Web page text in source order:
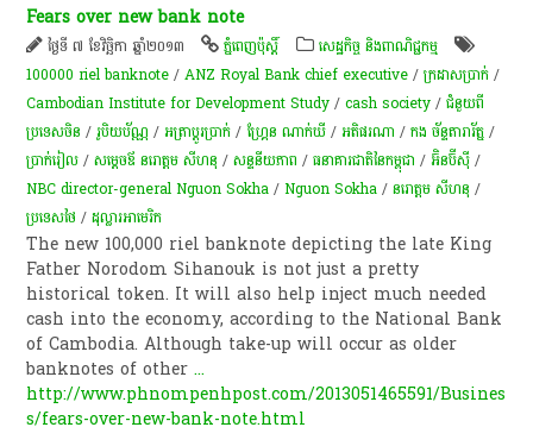
Fears over new bank note
ថ្ងៃទី ៧ ខែវិច្ឆិកា ឆ្នាំ២០១៣ ភ្នំពេញប៉ុស្តិ៍
សេដ្ឋកិច្ច និងពាណិជ្ជកម្ម
100000 riel banknote /ANZ Royal Bank chief executive /ក្រដាស​ប្រាក់​ /
Cambodian Institute for Development Study /cash society /ជំនួយពី
ប្រទេសចិន /រូបិយប័ណ្ណ /អត្រា​ប្តូ​រ​ប្រាក់ /ហ្គ្រែន ណាក់ឃី /អតិផរណា​ /កង ច័ន្ទតារារ័ត្ន /
ប្រាក់រៀល /សម្ដេចឪ នរោត្តម សីហនុ /សន្ទនីយភាព​ /ធនាគារជាតិនៃកម្ពុជា /អ៊ិនប៊ីស៊ី /
NBC director-general Nguon Sokha /Nguon Sokha /នរោត្តម សីហនុ /
ប្រទេសថៃ /ដុល្លារអាមេរិក
The new 100,000 riel banknote depicting the late King
Father Norodom Sihanouk is not just a pretty
historical token. It will also help inject much needed
cash into the economy, according to the National Bank
of Cambodia. Although take-up will occur as older
banknotes of other...
http://www.phnompenhpost.com/2013051465591/Busines
s/fears-over-new-bank-note.html